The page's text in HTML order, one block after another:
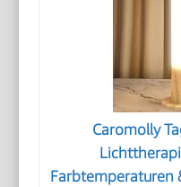
Caromolly
Farbtemperaturen